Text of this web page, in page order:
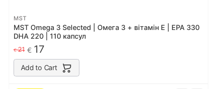
MST
MST Omega 3 Selected | Омега 3 + вітамін Е | EPA 330
DHA 220 | 110 капсул
€21 € 17
Add to Cart